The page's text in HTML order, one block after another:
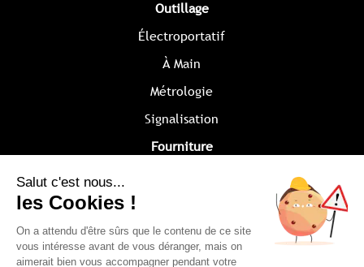
Outillage
Électroportatif
À Main
Métrologie
Signalisation
Fourniture
Divers
Société